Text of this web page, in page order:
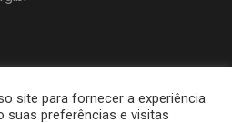
site para fornecer a experiência
suas preferências e visitas